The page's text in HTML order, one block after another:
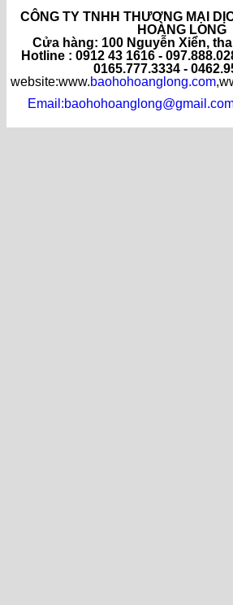
CÔNG TY TNHH THƯƠNG MẠI
HOÀNG LONG
Cửa hàng: 100 Nguyễn Xiển,
Hotline : 0912 43 1616 -
0165.777.3334 -
website:www.baohohoanglong.com